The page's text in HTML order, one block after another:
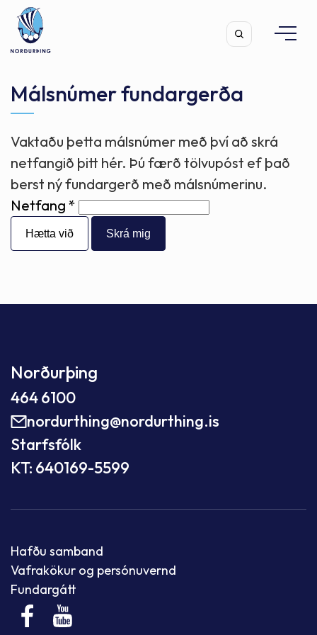
Leita
Málsnúmer fundargerða
Vaktaðu þetta málsnúmer með því að skrá
netfangið þitt hér. Þú færð tölvupóst ef það
berst ný fundargerð með málsnúmerinu.
Netfang
Hætta við
Norðurþing
464 6100
nordurthing@nordurthing.is
Starfsfólk
KT: 640169-5599
Hafðu samband
Vafrakökur og persónuvernd
Fundargátt